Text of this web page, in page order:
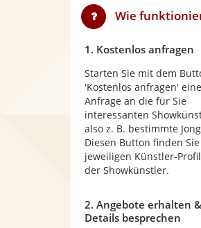
Wie
1. Kostenlos anfragen
Starten Sie mit dem
'Kostenlos anfragen' eine
Anfrage an die für Sie
interessanten
also z. B. bestimmte
Diesen Button finden
jeweiligen Künstler-
der Showkünstler.
2. Angebote erhalten &
Details besprechen